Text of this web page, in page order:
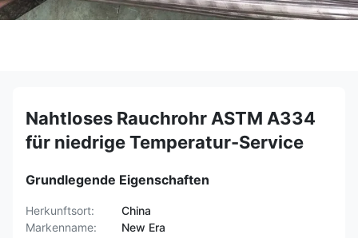
Nahtloses Rauchrohr ASTM A334
für niedrige Temperatur-Service
Grundlegende Eigenschaften
Herkunftsort:
China
Markenname:
New Era